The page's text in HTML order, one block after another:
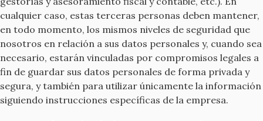
cualquier caso, estas terceras personas deben mantener,
en todo momento, los mismos niveles de seguridad que
nosotros en relación a sus datos personales y, cuando sea
necesario, estarán vinculadas por compromisos legales a
fin de guardar sus datos personales de forma privada y
segura, y también para utilizar únicamente la información
siguiendo instrucciones específicas de la empresa.